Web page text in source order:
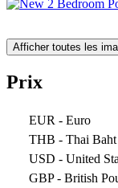
Afficher toutes les
Prix
EUR - Euro
THB - Thai Baht
USD - United
GBP- British